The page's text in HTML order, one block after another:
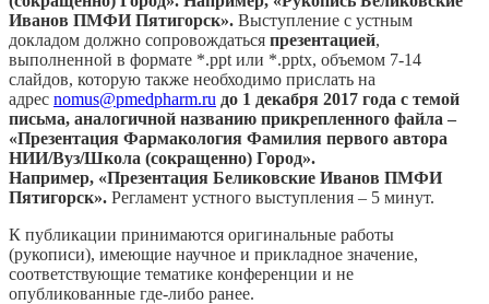
Иванов ПМФИ Пятигорск». Выступление с устным
докладом должно сопровождаться презентацией,
выполненной в формате *.ppt или *.pptx, объемом 7-14
слайдов, которую также необходимо прислать на
адрес nomus@pmedpharm.ru до 1 декабря 2017 года с темой
письма, аналогичной названию прикрепленного файла –
«Презентация Фармакология Фамилия первого автора
НИИ/Вуз/Школа (сокращенно) Город».
Например, «Презентация Беликовские Иванов ПМФИ
Пятигорск». Регламент устного выступления – 5 минут.
К публикации принимаются оригинальные работы
(рукописи), имеющие научное и прикладное значение,
соответствующие тематике конференции и не
опубликованные где-либо ранее.